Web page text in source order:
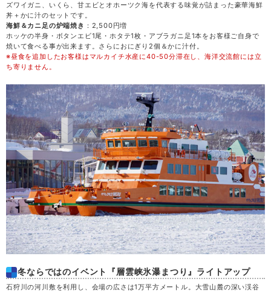
金 28
土 29
30
月 31
ズワイガニ、いくら、甘エビとオホーツク海を代表する味覚が詰まった豪華海鮮
丼＋かに汁のセットです。
海鮮＆カニ足の炉端焼き ：2,500円増
ホッケの半身・ボタンエビ1尾・ホタテ1枚・アブラガニ足1本をお客様ご自身で
焼いて食べる事が出来ます。さらにおにぎり2個＆かに汁付。
※昼食を追加したお客様はマルカイチ水産に40-50分滞在し、海洋交流館には立
ち寄りません。
冬ならではのイベント『層雲峡氷瀑まつり』ライトアップ
石狩川の河川敷を利用し、会場の広さは1万平方メートル。大雪山麓の深い渓谷